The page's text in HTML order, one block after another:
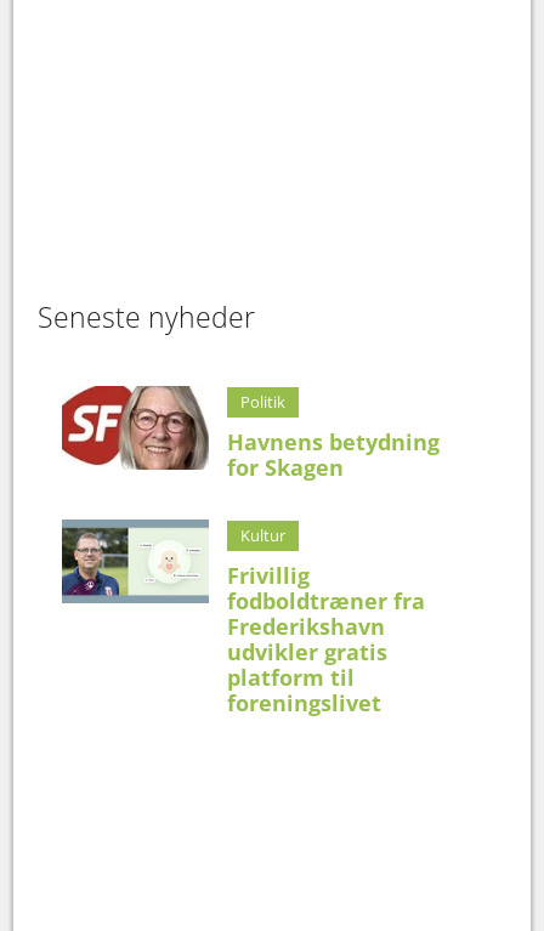
Seneste nyheder
Politik
Havnens betydning
for Skagen
Kultur
Frivillig
fodboldtræner fra
Frederikshavn
udvikler gratis
platform til
foreningslivet